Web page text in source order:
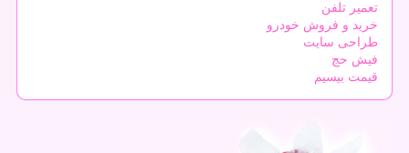
تعمیر تلفن
خرید و فروش خودرو
طراحی سایت
فیش حج
قیمت بیسیم